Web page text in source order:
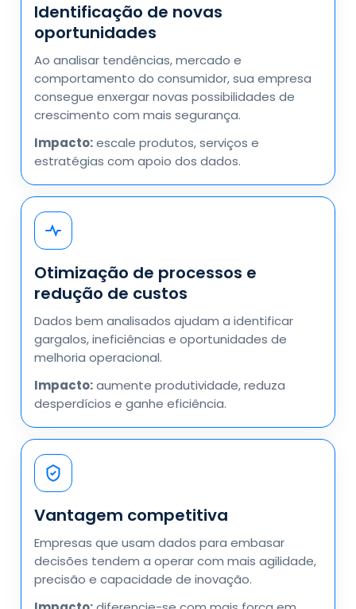
Identificação de novas
oportunidades
Ao analisar tendências, mercado e
comportamento do consumidor, sua empresa
consegue enxergar novas possibilidades de
crescimento com mais segurança.
Impacto:escale produtos, serviços e
estratégias com apoio dos dados.
Otimização de processos e
redução de custos
Dados bem analisados ajudam a identificar
gargalos, ineficiências e oportunidades de
melhoria operacional.
Impacto:aumente produtividade, reduza
desperdícios e ganhe eficiência.
Vantagem competitiva
Empresas que usam dados para embasar
decisões tendem a operar com mais agilidade,
precisão e capacidade de inovação.